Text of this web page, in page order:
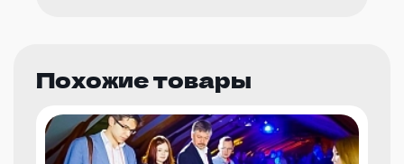
Похожие товары